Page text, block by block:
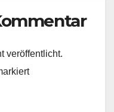
veröffentlicht.